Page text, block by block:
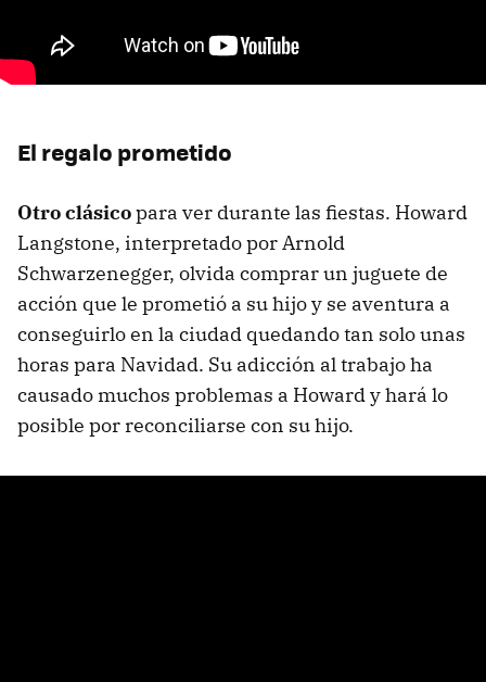
El regalo prometido
Otro clásicopara ver durante las fiestas. Howard
Langstone, interpretado por Arnold
Schwarzenegger, olvida comprar un juguete de
acción que le prometió a su hijo y se aventura a
conseguirlo en la ciudad quedando tan solo unas
horas para Navidad. Su adicción al trabajo ha
causado muchos problemas a Howard y hará lo
posible por reconciliarse con su hijo.